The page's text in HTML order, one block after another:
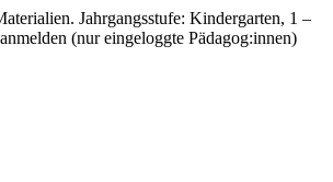
Jahrgangsstufe: Kindergarten, 1 –
(nur eingeloggte Pädagog:innen)